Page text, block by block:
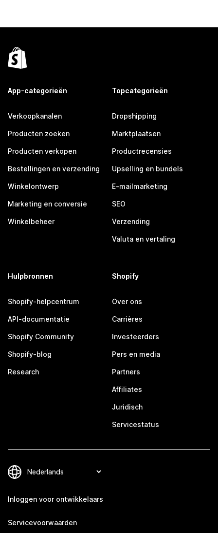
App-categorieën
Verkoopkanalen
Producten zoeken
Producten verkopen
Bestellingen en verzending
Winkelontwerp
Marketing en conversie
Winkelbeheer
Topcategorieën
Dropshipping
Marktplaatsen
Productrecensies
Upselling en bundels
E-mailmarketing
SEO
Verzending
Valuta en vertaling
Hulpbronnen
Shopify-helpcentrum
API-documentatie
Shopify Community
Shopify-blog
Research
Shopify
Over ons
Carrières
Investeerders
Pers en media
Partners
Affiliates
Juridisch
Servicestatus
Inloggen voor ontwikkelaars
Servicevoorwaarden